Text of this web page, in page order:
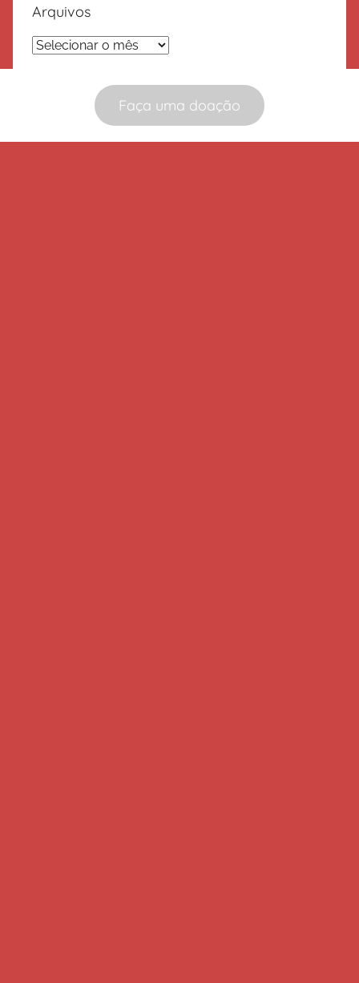
Faça uma doação
Arquivos
Arquivos